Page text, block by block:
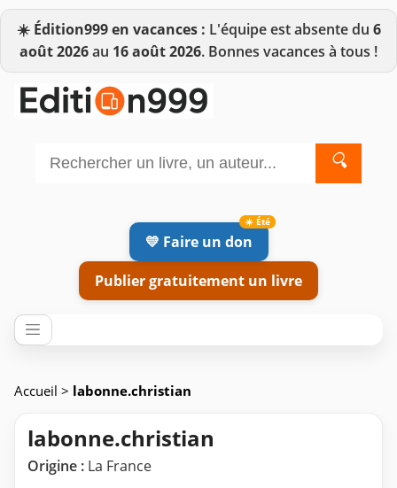
☀️ Édition999 en vacances : L'équipe est absente du 6
août 2026au 16 août 2026. Bonnes vacances à tous !
🔍
💛 Faire un don
Publier gratuitement un livre
Accueil > labonne.christian
labonne.christian
Origine : La France